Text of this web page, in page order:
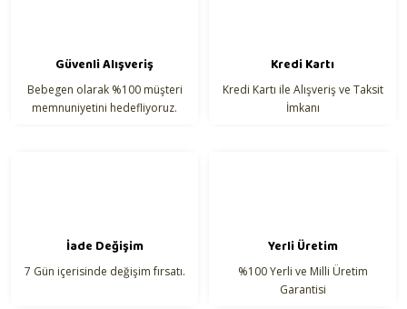
Güvenli Alışveriş
Bebegen olarak %100 müşteri
memnuniyetini hedefliyoruz.
Kredi Kartı
Kredi Kartı ile Alışveriş ve Taksit
İmkanı
İade Değişim
7 Gün içerisinde değişim fırsatı.
Yerli Üretim
%100 Yerli ve Milli Üretim
Garantisi